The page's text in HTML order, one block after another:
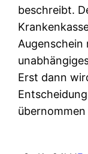
beschreibt.
Augenschein
Erst dann